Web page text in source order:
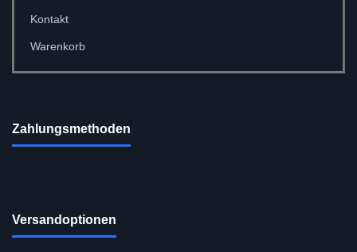
Kontakt
Warenkorb
Zahlungsmethoden
Versandoptionen